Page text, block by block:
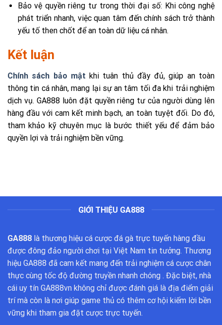
Bảo vệ quyền riêng tư trong thời đại số: Khi công nghệ
phát triển nhanh, việc quan tâm đến chính sách trở thành
yếu tố then chốt để an toàn dữ liệu cá nhân.
Kết luận
Chính sách bảo mật khi tuân thủ đầy đủ, giúp an toàn
thông tin cá nhân, mang lại sự an tâm tối đa khi trải nghiệm
dịch vụ. GA888 luôn đặt quyền riêng tư của người dùng lên
hàng đầu với cam kết minh bạch, an toàn tuyệt đối. Do đó,
tham khảo kỹ chuyên mục là bước thiết yếu để đảm bảo
quyền lợi và trải nghiệm bền vững.
GIỚI THIỆU GA888
GA888 là thương hiệu cá cược đá gà trực tuyến hàng đầu
được đông đảo người chơi tại Việt Nam tin tưởng. Thương
hiệu GA888 đã cam kết mang đến trải nghiệm cá cược chân
thực cùng tốc độ đường truyền nhanh chóng . Đặc biệt, nhà
cái uy tín GA888vn không chỉ được đánh giá là địa điểm giải
trí mà còn là nơi giúp game thủ có thêm cơ hội kiếm lời bền
vững khi tham gia đặt cược trực tuyến.